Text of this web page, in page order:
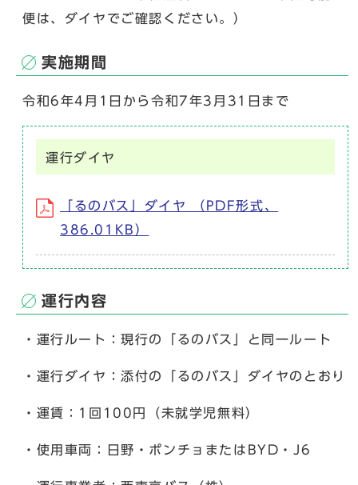
便は、ダイヤでご確認ください。）
実施期間
令和6年4月1日から令和7年3月31日まで
運行ダイヤ
「るのバス」ダイヤ （PDF形式、
386.01KB）
運行内容
・運行ルート：現行の「るのバス」と同一ルート
・運行ダイヤ：添付の「るのバス」ダイヤのとおり
・運賃：1回100円（未就学児無料）
・使用車両：日野・ポンチョまたはBYD・J6